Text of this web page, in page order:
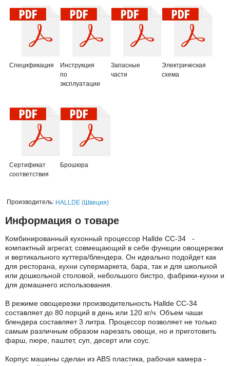
Спецификация
Инструкция
по
эксплуатации
Запасные
части
Электрическая
схема
Сертификат
соответствия
Брошюра
Производитель: HALLDE (Швеция)
Информация о товаре
Комбинированный кухонный процессор Hallde CC-34 -
компактный агрегат, совмещающий в себе функции овощерезки
и вертикального куттера/блендера. Он идеально подойдет как
для ресторана, кухни супермаркета, бара, так и для школьной
или дошкольной столовой, небольшого бистро, фабрики-кухни и
для домашнего использования.
В режиме овощерезки производительность Hallde CC-34
составляет до 80 порций в день или 120 кг/ч. Объем чаши
блендера составляет 3 литра. Процессор позволяет не только
самым различным образом нарезать овощи, но и приготовить
фарш, пюре, паштет, суп, десерт или соус.
Корпус машины сделан из ABS пластика, рабочая камера -